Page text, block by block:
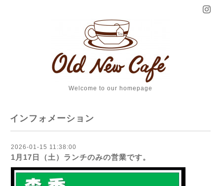
Welcome to our homepage
インフォメーション
2026-01-15 11:38:00
1月17日（土）ランチのみの営業です。